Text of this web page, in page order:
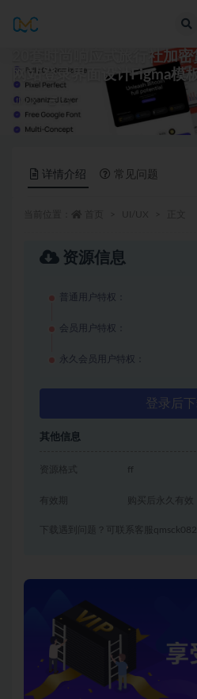
20套时尚响应式旅行社加
网站登录界面设计Figma模
UI/UX 15
详情介绍 常见问题
资源信息
普通用户特权：
会员用户特权：
永久会员用户特权：
登录后
其他信息
资源格式
有效期 购买后永久有效
下载遇到问题？可联系客服